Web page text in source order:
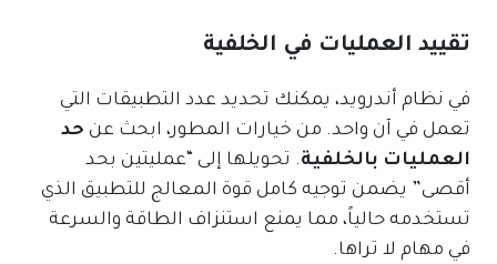
تقييد العمليات في الخلفية
في نظام أندرويد، يمكنك تحديد عدد التطبيقات التي
تعمل في آن واحد. من خيارات المطور، ابحث عن حد
العمليات بالخلفية. تحويلها إلى “عمليتين بحد
أقصى” يضمن توجيه كامل قوة المعالج للتطبيق الذي
تستخدمه حالياً، مما يمنع استنزاف الطاقة والسرعة
في مهام لا تراها.